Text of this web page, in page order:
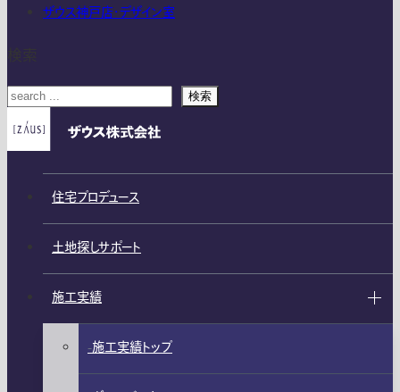
ザウス神戸店・デザイン室
検索
住宅プロデュース
土地探しサポート
施工実績
施工実績トップ